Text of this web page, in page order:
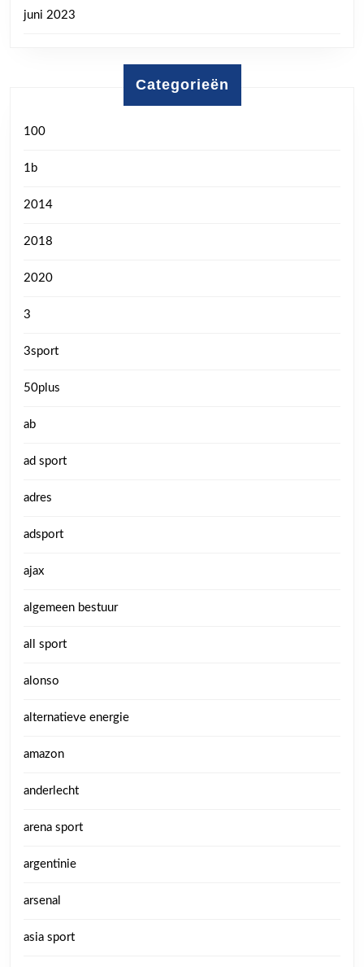
juni 2023
Categorieën
100
1b
2014
2018
2020
3
3sport
50plus
ab
ad sport
adres
adsport
ajax
algemeen bestuur
all sport
alonso
alternatieve energie
amazon
anderlecht
arena sport
argentinie
arsenal
asia sport